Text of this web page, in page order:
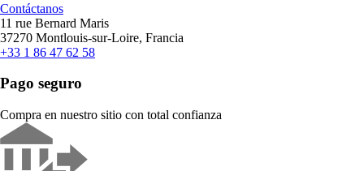
Contáctanos
11 rue Bernard Maris
37270 Montlouis-sur-Loire, Francia
+33 1 86 47 62 58
Pago seguro
Compra en nuestro sitio con total confianza